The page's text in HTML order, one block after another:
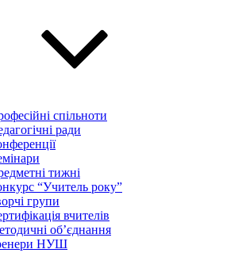
спільноти
ради
тижні
“Учитель року”
групи
вчителів
об’єднання
НУШ